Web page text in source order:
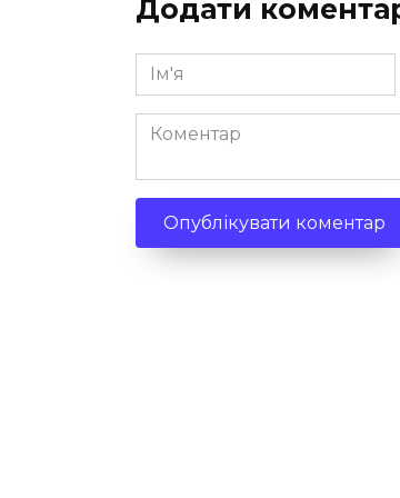
Додати
Ім'я
*
Коментар